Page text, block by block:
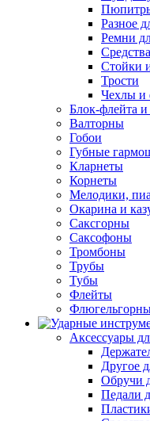
Разное
Ремни
Стойки
Трости
Чехлы и
Блок-флейта
Валторны
Гобои
Губные
Кларнеты
Корнеты
Мелодики,
Окарина и
Саксгорны
Саксофоны
Тромбоны
Трубы
Тубы
Флейты
Аксессуары
Другое
Обручи
Педали